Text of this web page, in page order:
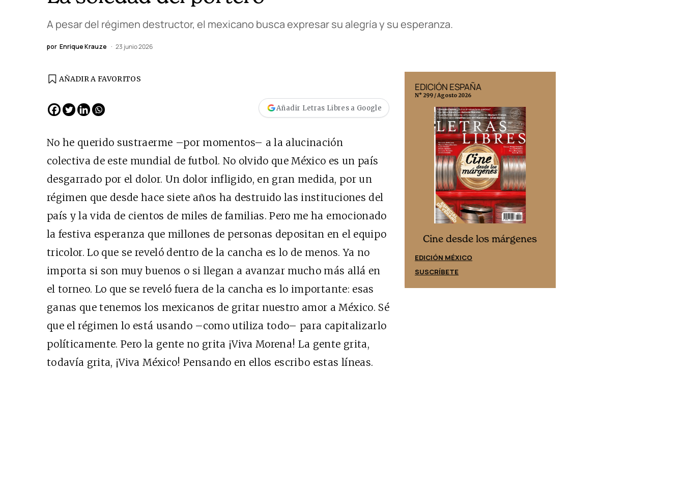
A pesar del régimen destructor, el mexicano busca expresar su alegría y su esperanza.
por Enrique Krauze 23 junio 2026
AÑADIR A FAVORITOS
Añadir Letras Libres a Google
No he querido sustraerme –por momentos– a la alucinación
colectiva de este mundial de futbol. No olvido que México es un país
desgarrado por el dolor. Un dolor infligido, en gran medida, por un
régimen que desde hace siete años ha destruido las instituciones del
país y la vida de cientos de miles de familias. Pero me ha emocionado
la festiva esperanza que millones de personas depositan en el equipo
tricolor. Lo que se reveló dentro de la cancha es lo de menos. Ya no
importa si son muy buenos o si llegan a avanzar mucho más allá en
el torneo. Lo que se reveló fuera de la cancha es lo importante: esas
ganas que tenemos los mexicanos de gritar nuestro amor a México. Sé
que el régimen lo está usando –como utiliza todo– para capitalizarlo
políticamente. Pero la gente no grita ¡Viva Morena! La gente grita,
todavía grita, ¡Viva México! Pensando en ellos escribo estas líneas.
Cine desde los márgenes
EDICIÓN MÉXICO
SUSCRÍBETE
Cine desde los márgenes
EDICIÓN ESPAÑA
SUSCRÍBETE
EDICIÓN ESPAÑA
N° 299 / Agosto 2026
Cine desde los márgenes
EDICIÓN MÉXICO
SUSCRÍBETE